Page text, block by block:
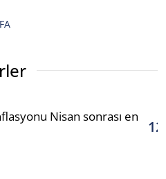
Nisan sonrası en